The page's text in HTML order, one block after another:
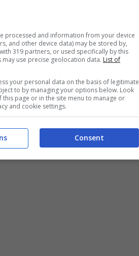
quale non si resiste – buttalapasta.it
processed and information from your device
and other device data) may be stored by,
319 partners, or used specifically by this
use precise geolocation data. List of
your personal data on the basis of legitimate
to by managing your options below. Look
page or in the site menu to manage or
and cookie settings.
Consent